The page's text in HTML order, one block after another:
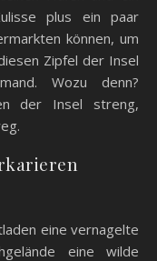
plus ein paar
können, um
Zipfel der Insel
Wozu denn?
der Insel streng,
eine vernagelte
eine wilde